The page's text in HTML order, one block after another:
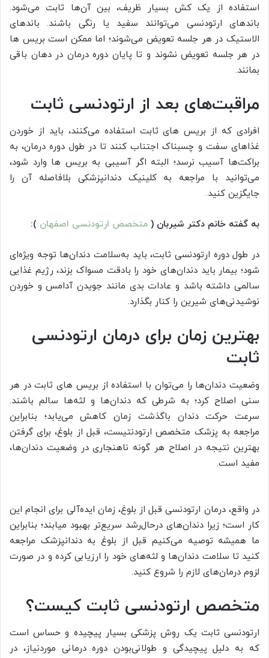
استفاده از یک کش بسیار ظریف، بین آن‌ها ثابت می‌شود.
باندهای ارتودنسی می‌توانند سفید یا رنگی باشند. باندهای
الاستیک در هر جلسه تعویض می‌شوند؛ اما ممکن است بریس ها
در هر جلسه تعویض نشوند و تا پایان دوره درمان در دهان باقی
بمانند.
مراقبت‌های بعد از ارتودنسی ثابت
افرادی که از بریس های ثابت استفاده می‌کنند، باید از خوردن
غذاهای سفت و چسبناک اجتناب کنند تا در طول دوره درمان، به
براکت‌ها آسیب نرسد؛ البته اگر آسیبی به بریس ها وارد شود،
می‌توانید با مراجعه به کلینیک دندانپزشکی بلافاصله آن را
جایگزین کنید.
به گفته خانم دکتر شیربان ( متخصص ارتودنسی اصفهان ):
در طول دوره ارتودنسی ثابت، باید به‌سلامت دندان‌ها توجه ویژه‌ای
شود؛ بیمار باید دندان‌های خود را بادقت مسواک بزند، رژیم غذایی
سالمی داشته باشد و عادات بدی مانند جویدن آدامس و خوردن
نوشیدنی‌های شیرین را کنار بگذارد.
بهترین زمان برای درمان ارتودنسی
ثابت
وضعیت دندان‌ها را می‌توان با استفاده از بریس های ثابت در هر
سنی اصلاح کرد؛ به شرطی که دندان‌ها و لثه‌ها سالم باشند.
سرعت حرکت دندان باگذشت زمان کاهش می‌یابد؛ بنابراین
مراجعه به پزشک متخصص ارتودنتیست، قبل از بلوغ، برای گرفتن
بهترین نتیجه در اصلاح هر گونه ناهنجاری در وضعیت دندان‌ها،
مفید است.
در واقع، درمان ارتودنسی قبل از بلوغ، زمان ایده‌آلی برای انجام این
کار است؛ زیرا دندان‌های درحال‌رشد سریع‌تر بهبود میابند؛ بنابراین
ما همیشه توصیه می‌کنیم قبل از بلوغ به دندانپزشک مراجعه
کنید تا سلامت دندان‌ها و لثه‌های خود را ارزیابی کرده و در صورت
لزوم درمان‌های لازم را شروع کنید.
متخصص ارتودنسی ثابت کیست؟
ارتودنسی ثابت یک روش پزشکی بسیار پیچیده و حساس است
که به دلیل پیچیدگی و طولانی‌بودن دوره درمانی موردنیاز، در